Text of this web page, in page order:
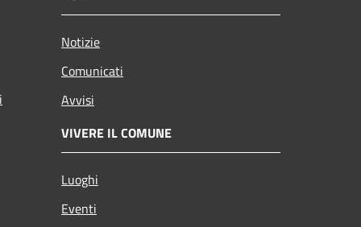
Notizie
Comunicati
Avvisi
VIVERE IL COMUNE
Luoghi
Eventi